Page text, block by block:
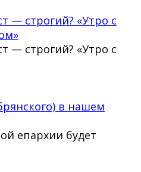
— строгий? «Утро с
— строгий? «Утро с
в нашем
епархии будет